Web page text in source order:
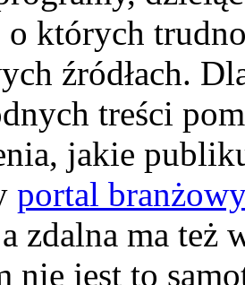
o których
źródłach.
treści
jakie
portal
zdalna ma też
nie jest to